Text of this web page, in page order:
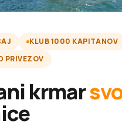
KLUB 1000 KAPITANOV
PRIVEZOV
krmar